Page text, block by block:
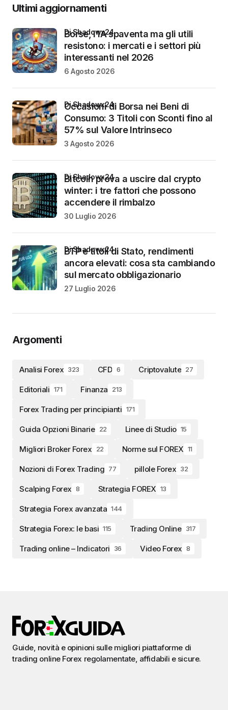
Ultimi aggiornamenti
Borse, l’IA spaventa ma gli utili
resistono: i mercati e i settori più
interessanti nel 2026
di Shadowx24
6 Agosto 2026
Occasioni di Borsa nei Beni di
Consumo: 3 Titoli con Sconti fino al
57% sul Valore Intrinseco
di Shadowx24
3 Agosto 2026
Bitcoin prova a uscire dal crypto
winter: i tre fattori che possono
accendere il rimbalzo
di Shadowx24
30 Luglio 2026
BTP e titoli di Stato, rendimenti
ancora elevati: cosa sta cambiando
sul mercato obbligazionario
di Shadowx24
27 Luglio 2026
Argomenti
Analisi Forex 323 CFD 6 Criptovalute 27
Editoriali 171 Finanza 213
Forex Trading per principianti 171
Guida Opzioni Binarie 22 Linee di Studio 15
Migliori Broker Forex 22 Norme sul FOREX 11
Nozioni di Forex Trading 77 pillole Forex 32
Scalping Forex 8 Strategia FOREX 13
Strategia Forex avanzata 144
Strategia Forex: le basi 115 Trading Online 317
Trading online – Indicatori 36 Video Forex 8
Guide, novità e opinioni sulle migliori piattaforme di
trading online Forex regolamentate, affidabili e sicure.